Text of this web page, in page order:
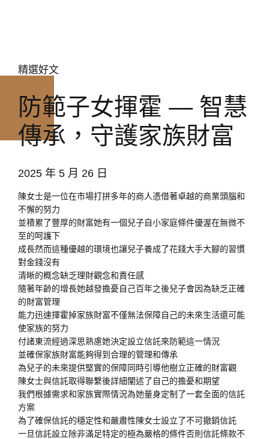
精選好文
防範子女揮霍 — 智慧
傳承，守護家族財富
2025 年 5 月 26 日
陳女士是一位在市場打拼多年的商人憑借著卓越的商業頭腦和
不懈的努力
並積累了豐厚的財富她有一個兒子自小家庭條件優渥在無微不
至的呵護下
成長然而這種優越的環境也讓兒子養成了花錢大手大腳的習慣
對金錢沒有
清晰的概念缺乏理財觀念和責任感
隨著年齡的增長她越發擔憂自己百年之後兒子會因為缺乏正確
的財富管理
能力迅速揮霍掉家族財富不僅無法保障自己的未來生活還可能
使家族的努力
付諸東流經過深思熟慮她決定設立信託來防範這一情況
並確保家族財富能夠得到合理的管理和傳承
為兒子的未來提供堅實的保障同時引導他樹立正確的財富觀
陳女士與信託取得聯繫後詳細闡述了自己的擔憂和期望
我們根據需求和家族實際情況為她量身定制了一套全面的信託
方案
為了確保信託的穩定性和嚴肅性陳女士設立了不可撤銷信託
一旦信託設立除非滿足特定的極為嚴格的條件否則信託條款不